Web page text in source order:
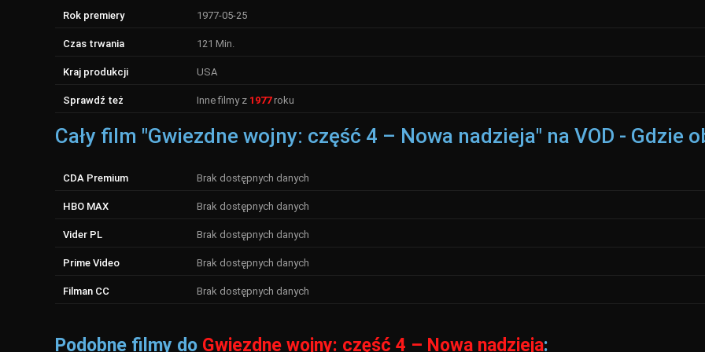
Rok premiery 1977-05-25
Czas trwania 121 Min.
Kraj produkcji USA
Sprawdź też Inne filmy z 1977roku
Cały film "Gwiezdne wojny: część 4 – Nowa nadzieja" na VOD - Gdzie
CDA Premium Brak dostępnych danych
HBO MAX Brak dostępnych danych
Vider PL Brak dostępnych danych
Prime Video Brak dostępnych danych
Filman CC Brak dostępnych danych
Podobne filmy do Gwiezdne wojny: część 4 – Nowa nadzieja: